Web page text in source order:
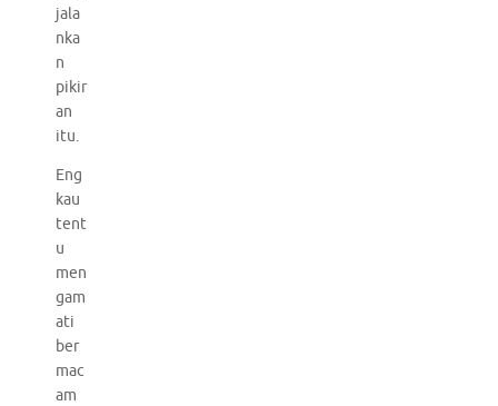
jala
nka
n
pikir
an
itu.
Eng
kau
tent
u
men
gam
ati
ber
mac
am